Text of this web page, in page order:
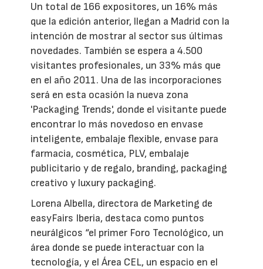
Un total de 166 expositores, un 16% más
que la edición anterior, llegan a Madrid con la
intención de mostrar al sector sus últimas
novedades. También se espera a 4.500
visitantes profesionales, un 33% más que
en el año 2011. Una de las incorporaciones
será en esta ocasión la nueva zona
'Packaging Trends', donde el visitante puede
encontrar lo más novedoso en envase
inteligente, embalaje flexible, envase para
farmacia, cosmética, PLV, embalaje
publicitario y de regalo, branding, packaging
creativo y luxury packaging.
Lorena Albella, directora de Marketing de
easyFairs Iberia, destaca como puntos
neurálgicos “el primer Foro Tecnológico, un
área donde se puede interactuar con la
tecnología, y el Área CEL, un espacio en el